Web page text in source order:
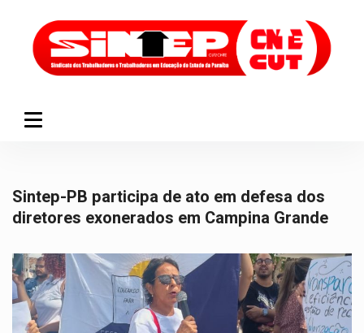
Sintep-PB participa de ato em defesa dos
diretores exonerados em Campina Grande